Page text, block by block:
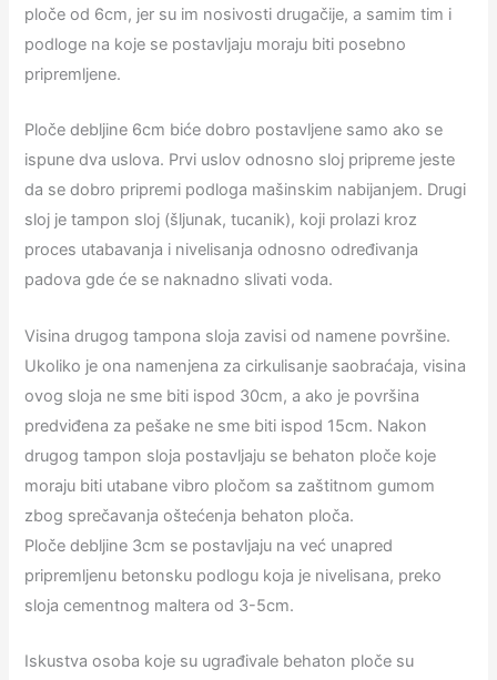
ploče od 6cm, jer su im nosivosti drugačije, a samim tim i
podloge na koje se postavljaju moraju biti posebno
pripremljene.
Ploče debljine 6cm biće dobro postavljene samo ako se
ispune dva uslova. Prvi uslov odnosno sloj pripreme jeste
da se dobro pripremi podloga mašinskim nabijanjem. Drugi
sloj je tampon sloj (šljunak, tucanik), koji prolazi kroz
proces utabavanja i nivelisanja odnosno određivanja
padova gde će se naknadno slivati voda.
Visina drugog tampona sloja zavisi od namene površine.
Ukoliko je ona namenjena za cirkulisanje saobraćaja, visina
ovog sloja ne sme biti ispod 30cm, a ako je površina
predviđena za pešake ne sme biti ispod 15cm. Nakon
drugog tampon sloja postavljaju se behaton ploče koje
moraju biti utabane vibro pločom sa zaštitnom gumom
zbog sprečavanja oštećenja behaton ploča.
Ploče debljine 3cm se postavljaju na već unapred
pripremljenu betonsku podlogu koja je nivelisana, preko
sloja cementnog maltera od 3-5cm.
Iskustva osoba koje su ugrađivale behaton ploče su